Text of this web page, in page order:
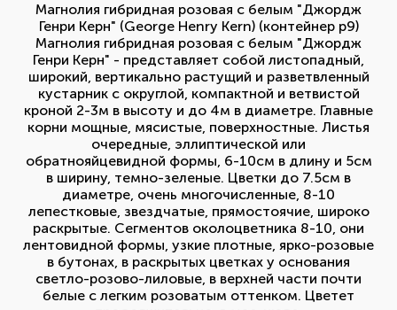
Магнолия гибридная розовая с белым "Джордж
Генри Керн" (George Henry Kern) (контейнер p9)
Магнолия гибридная розовая с белым "Джордж
Генри Керн" - представляет собой листопадный,
широкий, вертикально растущий и разветвленный
кустарник с округлой, компактной и ветвистой
кроной 2-3м в высоту и до 4м в диаметре. Главные
корни мощные, мясистые, поверхностные. Листья
очередные, эллиптической или
обратнояйцевидной формы, 6-10см в длину и 5см
в ширину, темно-зеленые. Цветки до 7.5см в
диаметре, очень многочисленные, 8-10
лепестковые, звездчатые, прямостоячие, широко
раскрытые. Сегментов околоцветника 8-10, они
лентовидной формы, узкие плотные, ярко-розовые
в бутонах, в раскрытых цветках у основания
светло-розово-лиловые, в верхней части почти
белые с легким розоватым оттенком. Цветет